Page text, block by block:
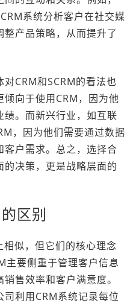
系统分析客户在社交媒
产品策略，从而提升了
CRM和SCRM的看法也
向于使用CRM，因为他
。而新兴行业，如互联
，因为他们需要通过数据
户需求。总之，选择合
决策，更是战略层面的
区别
相似，但它们的核心理念
主要侧重于管理客户信息
售效率和客户满意度。
利用CRM系统记录每位